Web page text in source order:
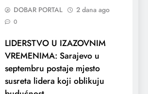
DOBAR PORTAL 2 dana ago
0
LIDERSTVO U IZAZOVNIM
VREMENIMA: Sarajevo u
septembru postaje mjesto
susreta lidera koji oblikuju